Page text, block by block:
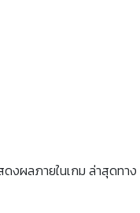
ดงผลภายในเกม ล่าสุดทาง